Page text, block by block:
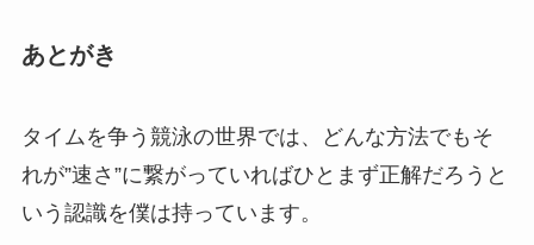
あとがき
タイムを争う競泳の世界では、どんな方法でもそ
れが”速さ”に繋がっていればひとまず正解だろうと
いう認識を僕は持っています。